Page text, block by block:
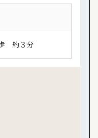
　約３分